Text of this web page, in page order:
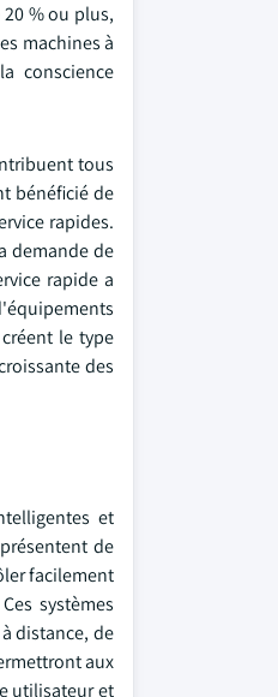
% ou plus,
machines à
conscience
tous
bénéficié de
rapides.
demande de
rapide a
le type
des
et
de
facilement
systèmes
distance, de
aux
utilisateur et